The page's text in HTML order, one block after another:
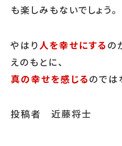
も楽しみもないでしょう。
やはり 人を幸せにするの
えのもとに、
真の幸せを感じるのでは
投稿者 近藤将士